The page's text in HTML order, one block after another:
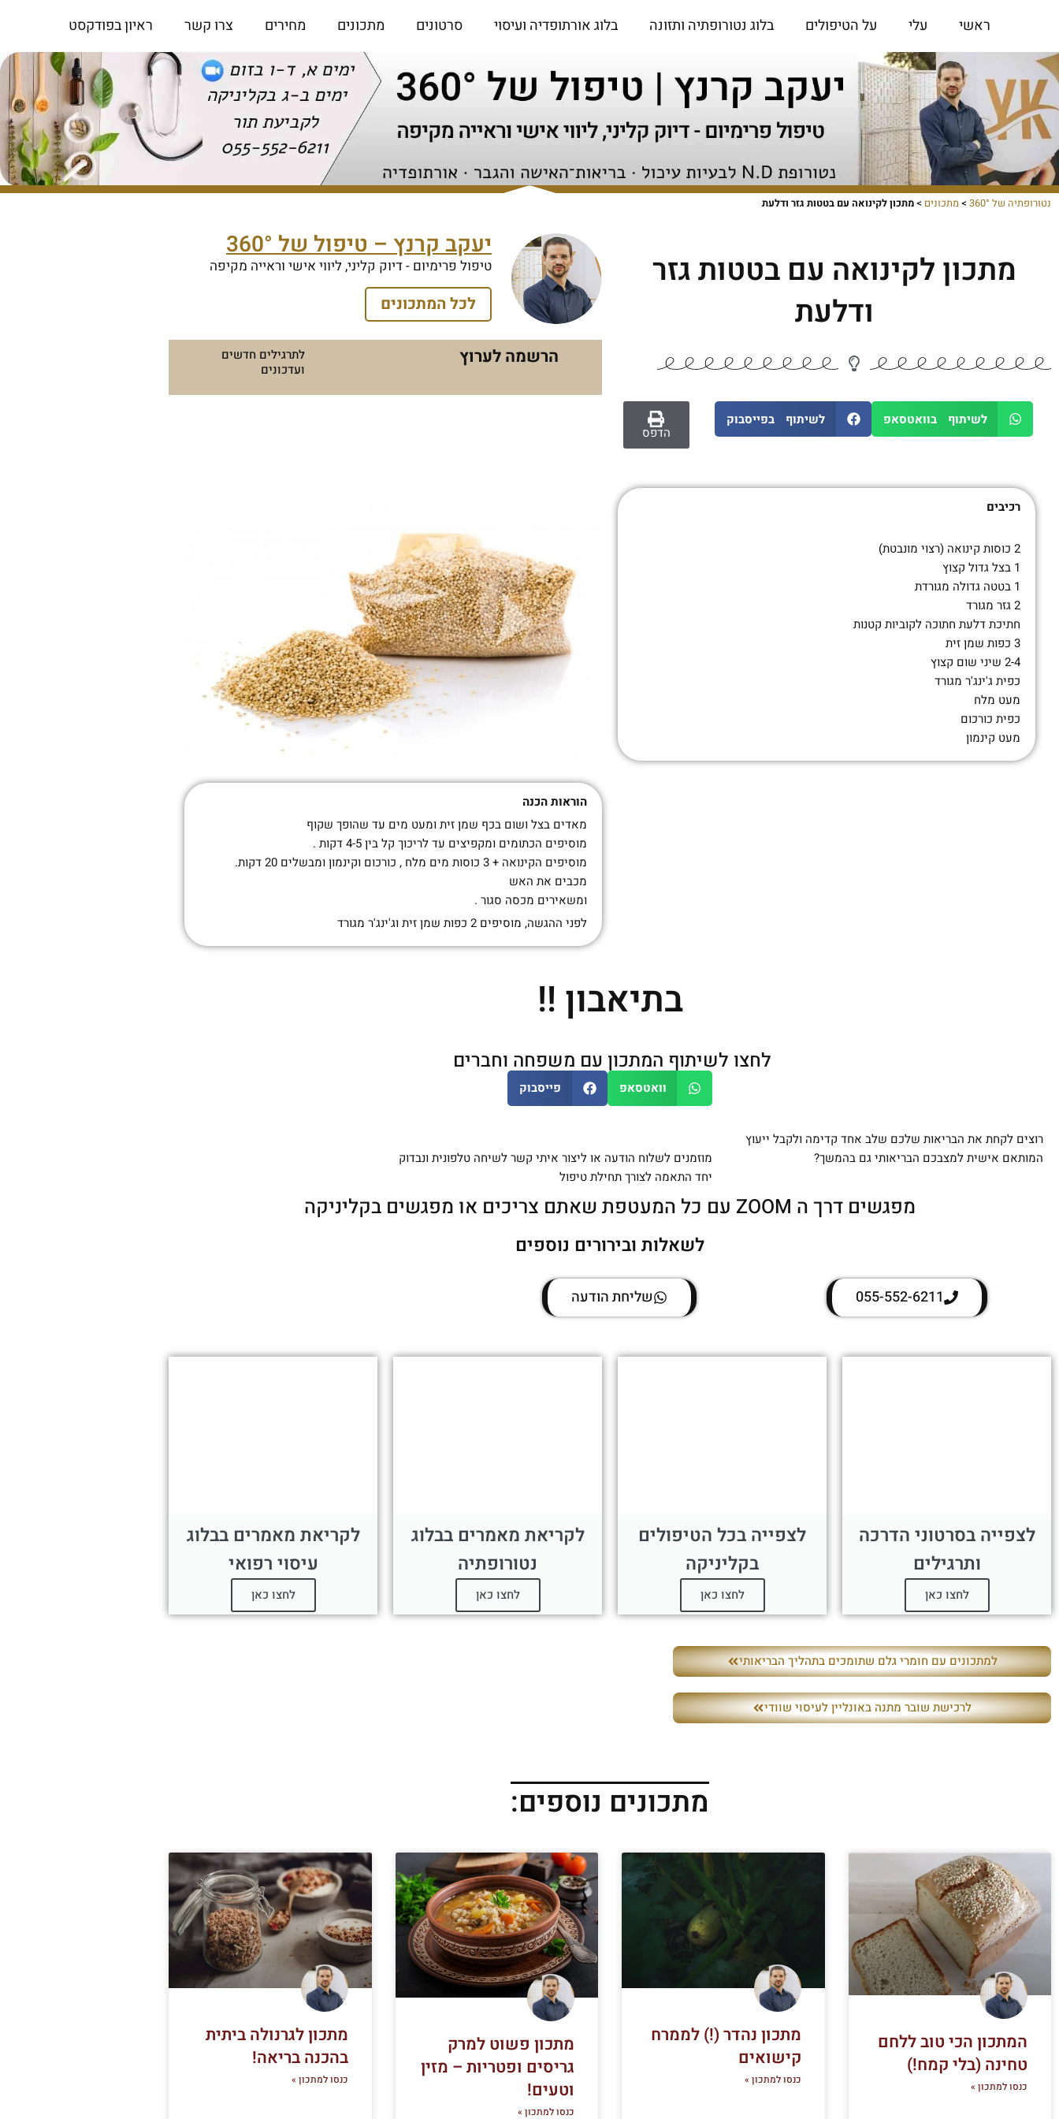
ראשי עלי על הטיפולים בלוג נטורופתיה ותזונה בלוג אורתופדיה ועיסוי סרטונים מתכונים מחירים צרו קשר ראיון בפודקסט
נטורופתיה של 360° >מתכונים >מתכון לקינואה עם בטטות גזר ודלעת
מתכון לקינואה עם בטטות גזר
ודלעת
לשיתוף בוואטסאפ לשיתוף בפייסבוק
הדפס
יעקב קרנץ – טיפול של 360°
טיפול פרימיום - דיוק קליני, ליווי אישי וראייה מקיפה
לכל המתכונים
הרשמה לערוץ
לתרגילים חדשים
ועדכונים
רכיבים
2 כוסות קינואה (רצוי מונבטת)
1 בצל גדול קצוץ
1 בטטה גדולה מגורדת
2 גזר מגורד
חתיכת דלעת חתוכה לקוביות קטנות
3 כפות שמן זית
2-4 שיני שום קצוץ
כפית ג'ינג'ר מגורד
מעט מלח
כפית כורכום
מעט קינמון
הוראות הכנה
מאדים בצל ושום בכף שמן זית ומעט מים עד שהופך שקוף
מוסיפים הכתומים ומקפיצים עד לריכוך קל בין 4-5 דקות .
מוסיפים הקינואה + 3 כוסות מים מלח , כורכום וקינמון ומבשלים 20 דקות.
מכבים את האש
ומשאירים מכסה סגור .
לפני ההגשה, מוסיפים 2 כפות שמן זית וג'ינג'ר מגורד
בתיאבון !!
לחצו לשיתוף המתכון עם משפחה וחברים
וואטסאפ פייסבוק
רוצים לקחת את הבריאות שלכם שלב אחד קדימה ולקבל ייעוץ
המותאם אישית למצבכם הבריאותי גם בהמשך?
מוזמנים לשלוח הודעה או ליצור איתי קשר לשיחה טלפונית ונבדוק
יחד התאמה לצורך תחילת טיפול
מפגשים דרך ה ZOOM עם כל המעטפת שאתם צריכים או מפגשים בקליניקה
לשאלות ובירורים נוספים
055-552-6211 שליחת הודעה
לצפייה בסרטוני הדרכה
ותרגילים
לחצו כאן
לצפייה בכל הטיפולים
בקליניקה
לחצו כאן
לקריאת מאמרים בבלוג
נטורופתיה
לחצו כאן
לקריאת מאמרים בבלוג
עיסוי רפואי
לחצו כאן
למתכונים עם חומרי גלם שתומכים בתהליך הבריאותי
לרכישת שובר מתנה באונליין לעיסוי שוודי
מתכונים נוספים:
המתכון הכי טוב ללחם
טחינה (בלי קמח!)
כנסו למתכון »
מתכון נהדר (!) לממרח
קישואים
כנסו למתכון »
מתכון פשוט למרק
גריסים ופטריות – מזין
וטעים!
כנסו למתכון »
מתכון לגרנולה ביתית
בהכנה בריאה!
כנסו למתכון »